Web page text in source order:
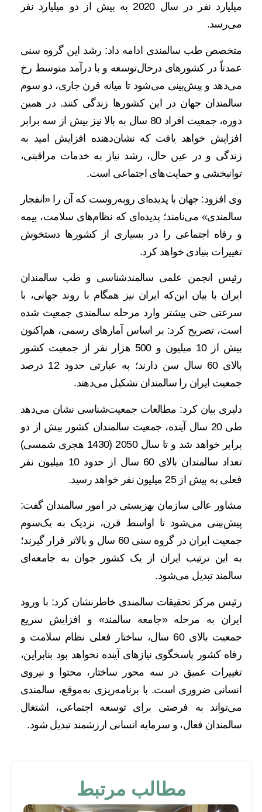
میلیارد نفر در سال 2020 به بیش از دو میلیارد نفر
می‌رسد.
متخصص طب سالمندی ادامه داد: رشد این گروه سنی
عمدتاً در کشورهای درحال‌توسعه و با درآمد متوسط رخ
می‌دهد و پیش‌بینی می‌شود تا میانه قرن جاری، دو سوم
سالمندان جهان در این کشورها زندگی کنند. در همین
دوره، جمعیت افراد 80 سال به بالا نیز بیش از سه برابر
افزایش خواهد یافت که نشان‌دهنده افزایش امید به
زندگی و در عین حال، رشد نیاز به خدمات مراقبتی،
توانبخشی و حمایت‌های اجتماعی است.
وی افزود: جهان با پدیده‌ای روبه‌روست که آن را «انفجار
سالمندی» می‌نامند؛ پدیده‌ای که نظام‌های سلامت، بیمه
و رفاه اجتماعی را در بسیاری از کشورها دستخوش
تغییرات بنیادی خواهد کرد.
رئیس انجمن علمی سالمندشناسی و طب سالمندان
ایران با بیان این‌که ایران نیز همگام با روند جهانی، با
سرعتی حتی بیشتر وارد مرحله سالمندی جمعیت شده
است، تصریح کرد: بر اساس آمارهای رسمی، هم‌اکنون
بیش از 10 میلیون و 500 هزار نفر از جمعیت کشور
بالای 60 سال سن دارند؛ به عبارتی حدود 12 درصد
جمعیت ایران را سالمندان تشکیل می‌دهند.
دلبری بیان کرد: مطالعات جمعیت‌شناسی نشان می‌دهد
طی 20 سال آینده، جمعیت سالمندان کشور بیش از دو
برابر خواهد شد و تا سال 2050 (1430 هجری شمسی)
تعداد سالمندان بالای 60 سال از حدود 10 میلیون نفر
فعلی به بیش از 25 میلیون نفر خواهد رسید.
مشاور عالی سازمان بهزیستی در امور سالمندان گفت:
پیش‌بینی می‌شود تا اواسط قرن، نزدیک به یک‌سوم
جمعیت ایران در گروه سنی 60 سال و بالاتر قرار گیرند؛
به این ترتیب ایران از یک کشور جوان به جامعه‌ای
سالمند تبدیل می‌شود.
رئیس مرکز تحقیقات سالمندی خاطرنشان کرد: با ورود
ایران به مرحله «جامعه سالمند» و افزایش سریع
جمعیت بالای 60 سال، ساختار فعلی نظام سلامت و
رفاه کشور پاسخگوی نیازهای آینده نخواهد بود بنابراین،
تغییرات عمیق در سه محور ساختار، محتوا و نیروی
انسانی ضروری است. با برنامه‌ریزی به‌موقع، سالمندی
می‌تواند به فرصتی برای توسعه اجتماعی، اشتغال
سالمندان فعال، و سرمایه انسانی ارزشمند تبدیل شود.
مطالب مرتبط